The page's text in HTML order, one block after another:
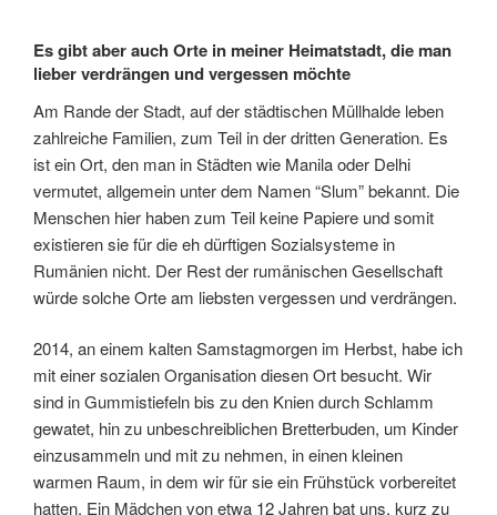
Es gibt aber auch Orte in meiner Heimatstadt, die man
lieber verdrängen und vergessen möchte
Am Rande der Stadt, auf der städtischen Müllhalde leben
zahlreiche Familien, zum Teil in der dritten Generation. Es
ist ein Ort, den man in Städten wie Manila oder Delhi
vermutet, allgemein unter dem Namen “Slum” bekannt. Die
Menschen hier haben zum Teil keine Papiere und somit
existieren sie für die eh dürftigen Sozialsysteme in
Rumänien nicht. Der Rest der rumänischen Gesellschaft
würde solche Orte am liebsten vergessen und verdrängen.
2014, an einem kalten Samstagmorgen im Herbst, habe ich
mit einer sozialen Organisation diesen Ort besucht. Wir
sind in Gummistiefeln bis zu den Knien durch Schlamm
gewatet, hin zu unbeschreiblichen Bretterbuden, um Kinder
einzusammeln und mit zu nehmen, in einen kleinen
warmen Raum, in dem wir für sie ein Frühstück vorbereitet
hatten. Ein Mädchen von etwa 12 Jahren bat uns, kurz zu